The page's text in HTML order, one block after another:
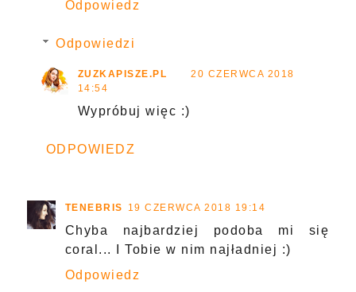
Odpowiedz
Odpowiedzi
ZUZKAPISZE.PL
20 CZERWCA 2018
14:54
Wypróbuj więc :)
ODPOWIEDZ
TENEBRIS 19 CZERWCA 2018 19:14
Chyba najbardziej podoba mi się
coral... I Tobie w nim najładniej :)
Odpowiedz